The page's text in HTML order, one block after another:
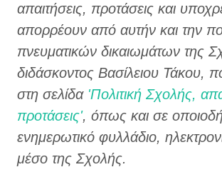
απαιτήσεις, προτάσεις και
απορρέουν από αυτήν και την
πνευματικών δικαιωμάτων της
διδάσκοντος Βασίλειου Τάκου,
στη σελίδα 'Πολιτική Σχολής,
προτάσεις', όπως και σε
ενημερωτικό φυλλάδιο,
μέσο της Σχολής.